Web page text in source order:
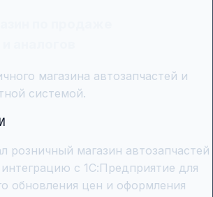
магазина автозапчастей и
системой.
розничный магазин автозапчастей
с 1С:Предприятие для
обновления цен и оформления